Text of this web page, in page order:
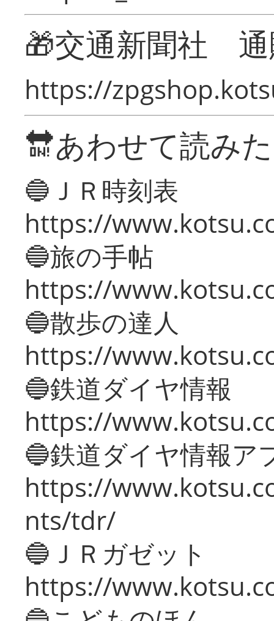
🎁交通新聞社
https://
🔛あわせて読み
🔵ＪＲ時刻表
https://
🔵旅の手帖
https://
🔵散歩の達人
https://
🔵鉄道ダイヤ情報
https://
🔵鉄道ダイヤ情報ア
https://
nts/tdr/
🔵ＪＲガゼット
https://